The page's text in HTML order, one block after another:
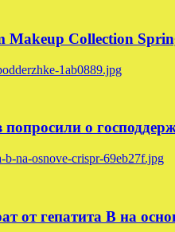
Makeup Collection
о
от гепатита B на